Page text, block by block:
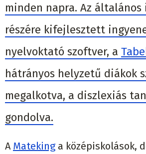
minden napra. Az általános
részére kifejlesztett
nyelvoktató szoftver, a
hátrányos helyzetű diákok
megalkotva, a diszlexiás
gondolva.
A Matekinga középiskolások,